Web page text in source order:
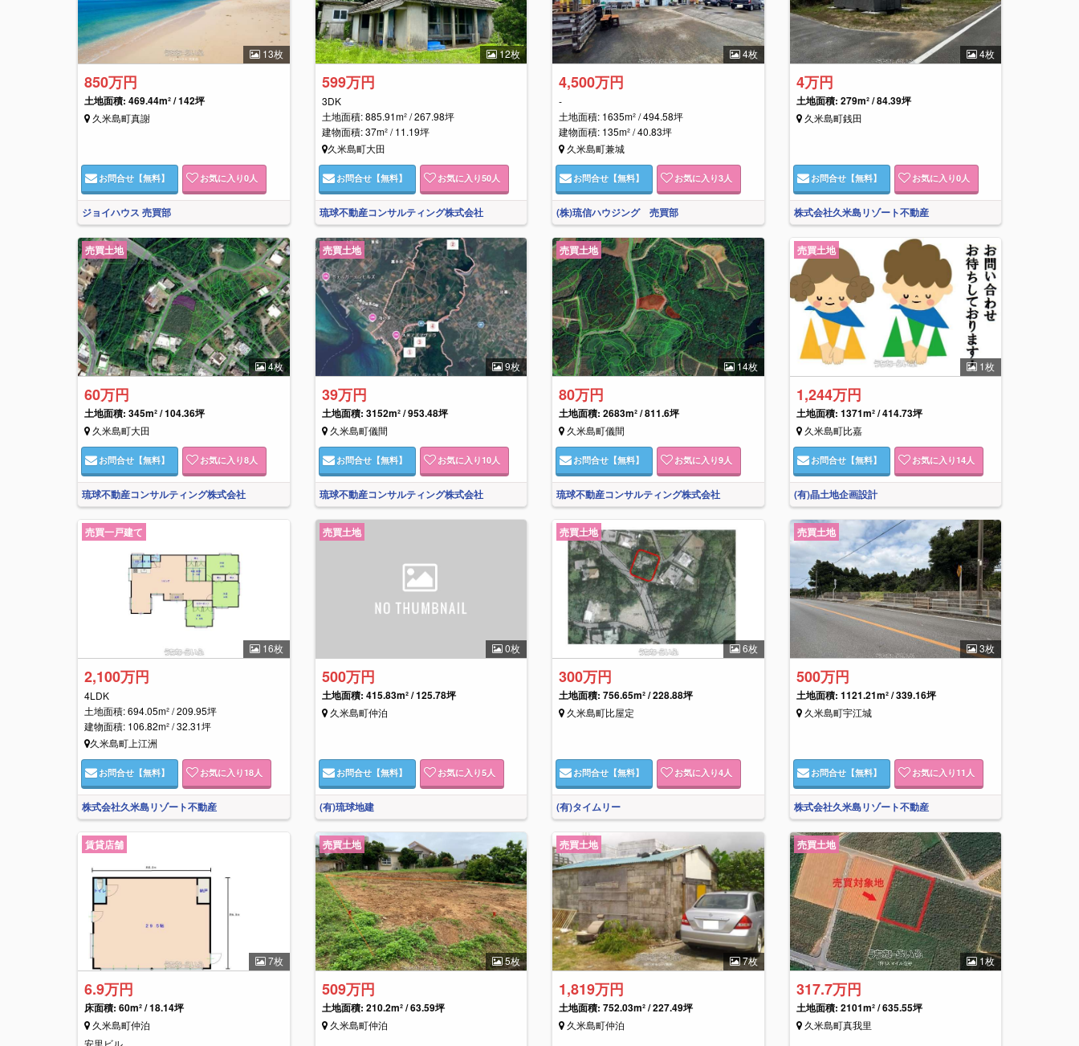
13枚
850万円
土地面積: 469.44m² / 142坪
久米島町真謝
お問合せ 【無料】 お気に入り0 人
ジョイハウス 売買部
12枚
599万円
3DK
土地面積: 885.91m² / 267.98坪
建物面積: 37m² / 11.19坪
久米島町大田
お問合せ【無料】 お気に入り50人
琉球不動産コンサルティング株式会社
4枚
4,500万円
-
土地面積: 1635m² / 494.58坪
建物面積: 135m² / 40.83坪
久米島町兼城
お問合せ 【無料】 お気に入り3 人
(株)琉信ハウジング 売買部
4枚
4万円
土地面積: 279m² / 84.39坪
久米島町銭田
お問合せ【無料】 お気に入り0人
株式会社久米島リゾート不動産
4枚
売買土地
60万円
土地面積: 345m² / 104.36坪
久米島町大田
お問合せ 【無料】 お気に入り8 人
琉球不動産コンサルティング株式会社
9枚
売買土地
39万円
土地面積: 3152m² / 953.48坪
久米島町儀間
お問合せ【無料】 お気に入り10人
琉球不動産コンサルティング株式会社
14枚
売買土地
80万円
土地面積: 2683m² / 811.6坪
久米島町儀間
お問合せ 【無料】 お気に入り9 人
琉球不動産コンサルティング株式会社
1枚
売買土地
1,244万円
土地面積: 1371m² / 414.73坪
久米島町比嘉
お問合せ【無料】 お気に入り14人
(有)晶土地企画設計
16枚
売買一戸建て
2,100万円
4LDK
土地面積: 694.05m² / 209.95坪
建物面積: 106.82m² / 32.31坪
久米島町上江洲
お問合せ 【無料】 お気に入り18 人
株式会社久米島リゾート不動産
0枚
売買土地
500万円
土地面積: 415.83m² / 125.78坪
久米島町仲泊
お問合せ【無料】 お気に入り5人
(有)琉球地建
6枚
売買土地
300万円
土地面積: 756.65m² / 228.88坪
久米島町比屋定
お問合せ 【無料】 お気に入り4 人
(有)タイムリー
3枚
売買土地
500万円
土地面積: 1121.21m² / 339.16坪
久米島町宇江城
お問合せ【無料】 お気に入り11 人
株式会社久米島リゾート不動産
7枚
賃貸店舗
6.9万円
床面積: 60m² / 18.14坪
久米島町仲泊
安里ビル
5枚
売買土地
509万円
土地面積: 210.2m² / 63.59坪
久米島町仲泊
7枚
売買土地
1,819万円
土地面積: 752.03m² / 227.49坪
久米島町仲泊
1枚
売買土地
317.7万円
土地面積: 2101m² / 635.55坪
久米島町真我里